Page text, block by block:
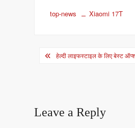
top-news Xiaomi 17T
Postहेल्दी लाइफस्टाइल के लिए बेस्ट
Leave a Reply